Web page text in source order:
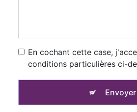
En cochant cette case,
conditions particulières ci-
Envoyer